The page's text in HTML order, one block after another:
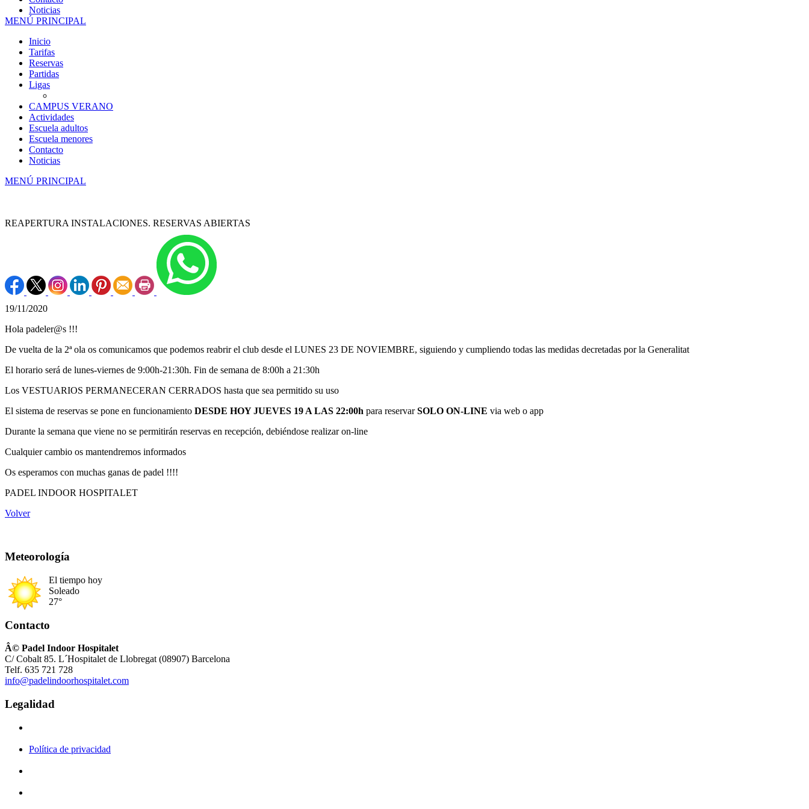
Noticias
MENÚ PRINCIPAL
Inicio
Tarifas
Reservas
Partidas
Ligas
CAMPUS VERANO
Actividades
Escuela adultos
Escuela menores
Contacto
Noticias
MENÚ PRINCIPAL
REAPERTURA INSTALACIONES. RESERVAS ABIERTAS
19/11/2020
Hola padeler@s !!!
De vuelta de la 2ª ola os comunicamos que podemos reabrir el club desde el LUNES 23 DE NOVIEMBRE, siguiendo y cumpliendo todas las medidas decretadas por la Generalitat
El horario será de lunes-viernes de 9:00h-21:30h. Fin de semana de 8:00h a 21:30h
Los VESTUARIOS PERMANECERAN CERRADOS hasta que sea permitido su uso
El sistema de reservas se pone en funcionamiento DESDE HOY JUEVES 19 A LAS 22:00h para reservarSOLO ON-LINE via web o app
Durante la semana que viene no se permitirán reservas en recepción, debiéndose realizar on-line
Cualquier cambio os mantendremos informados
Os esperamos con muchas ganas de padel !!!!
PADEL INDOOR HOSPITALET
Volver
Meteorología
El tiempo hoy
Soleado
27°
Contacto
Â© Padel Indoor Hospitalet
C/ Cobalt 85. L´Hospitalet de Llobregat (08907) Barcelona
Telf. 635 721 728
info@padelindoorhospitalet.com
Legalidad
Política de privacidad